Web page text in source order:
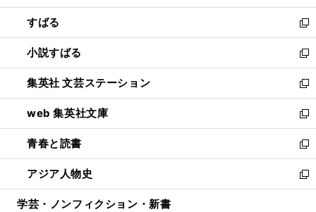
開
く
ウ
で
開
く
ン
ド
ウ
で
開
く
すばる
新
し
い
ウ
ィ
ン
ド
ウ
で
開
く
小説すばる
新
し
い
ウ
ィ
ン
ド
ウ
で
開
集英社 文芸ステーション
新
し
い
ウ
ィ
ン
ド
ウ
web 集英社文庫
新
し
い
ウ
ィ
ン
青春と読書
新
し
い
ウ
アジア人物史
新
し
学芸・ノンフィクション・新書